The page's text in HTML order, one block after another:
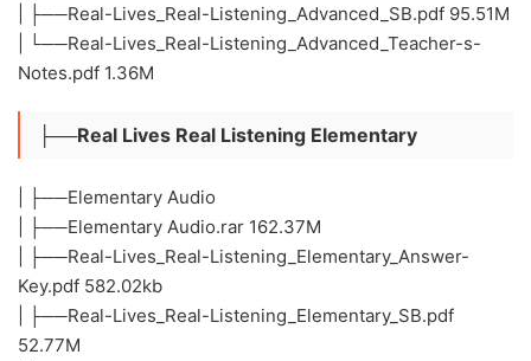
| ├──Real-Lives_Real-Listening_Advanced_SB.pdf 95.51M
| └──Real-Lives_Real-Listening_Advanced_Teacher-s-
Notes.pdf 1.36M
├──Real Lives Real Listening Elementary
| ├──Elementary Audio
| ├──Elementary Audio.rar 162.37M
| ├──Real-Lives_Real-Listening_Elementary_Answer-
Key.pdf 582.02kb
| ├──Real-Lives_Real-Listening_Elementary_SB.pdf
52.77M